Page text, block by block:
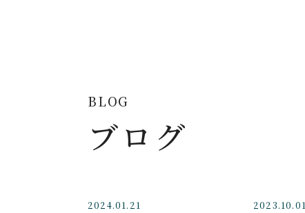
BLOG
ブログ
2024.01.21 2023.10.01